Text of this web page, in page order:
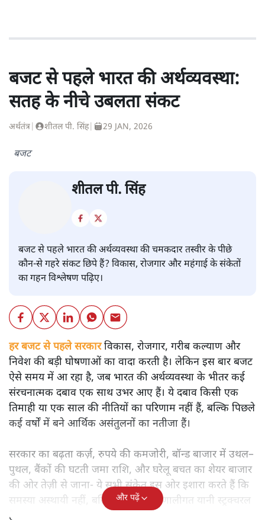
बजट से पहले भारत की अर्थव्यवस्था:
सतह के नीचे उबलता संकट
अर्थतंत्र शीतल पी. सिंह| 29 JAN, 2026
शीतल पी. सिंह
बजट से पहले भारत की अर्थव्यवस्था की चमकदार तस्वीर के पीछे
कौन-से गहरे संकट छिपे हैं? विकास, रोजगार और महंगाई के संकेतों
का गहन विश्लेषण पढ़िए।
हर बजट से पहले सरकारविकास, रोजगार, गरीब कल्याण और
निवेश की बड़ी घोषणाओं का वादा करती है। लेकिन इस बार बजट
ऐसे समय में आ रहा है, जब भारत की अर्थव्यवस्था के भीतर कई